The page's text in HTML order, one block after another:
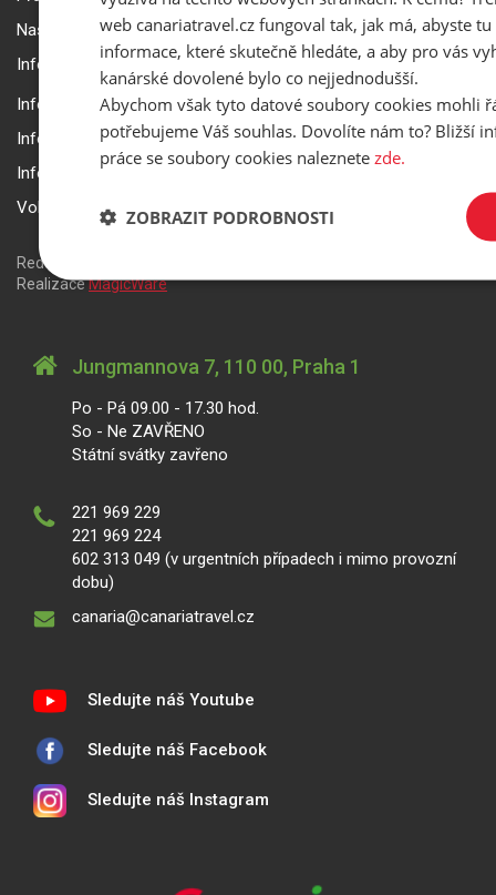
Nastavení a ochrana soukromí
Informace k rezervaci zájezdu
Informace k pojištění
Informace k letecké přepravě
Informace k ubytování a pobytu
Volitelné doplňkové služby
Redakční systém
RealizaceMagicWare
Jungmannova 7, 110 00, Praha 1
Po - Pá 09.00 - 17.30 hod.
So - Ne ZAVŘENO
Státní svátky zavřeno
221 969 229
221 969 224
602 313 049 (v urgentních případech i mimo provozní
dobu)
canaria@canariatravel.cz
Sledujte náš Youtube
Sledujte náš Facebook
Sledujte náš Instagram
web canariatravel.cz fungoval tak, jak má, abyste
informace, které skutečně hledáte, a aby pro vás
kanárské dovolené bylo co nejjednodušší.
Abychom však tyto datové soubory cookies mohli
potřebujeme Váš souhlas. Dovolíte nám to? Bližší
práce se soubory cookies naleznete zde.
ZOBRAZIT PODROBNOSTI